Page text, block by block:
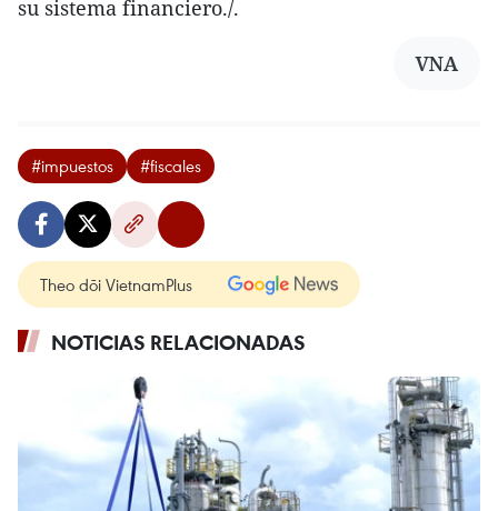
su sistema financiero./.
VNA
#impuestos #fiscales
Theo dõi VietnamPlus
NOTICIAS RELACIONADAS